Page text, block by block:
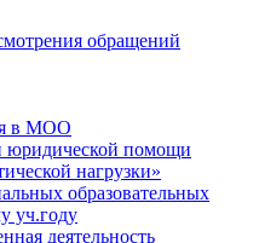
обращений
в МОО
юридической помощи
нагрузки»
образовательных
уч.году
деятельность